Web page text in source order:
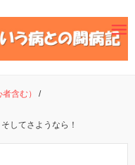
含む）
/
してさようなら！